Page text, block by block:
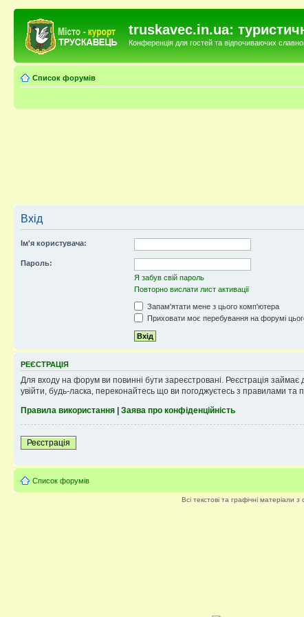
truskavec.in.ua:
Конференція для гостей та відпочиваючих
Список форумів
Вхід
Ім'я користувача:
Пароль:
Я забув свій пароль
Повторно вислати лист активації
Запам'ятати мене з цього комп'ютера
Приховати моє перебування на форумі
РЕЄСТРАЦІЯ
Для входу на форум ви повинні бути зареєстровані. Реєстрація
увійти, будь-ласка, переконайтесь що ви погоджуєтесь з правилами
Правила використання
Заява про конфіденційність
Реєстрація
Список форумів
Всі текстові та графічні матеріали